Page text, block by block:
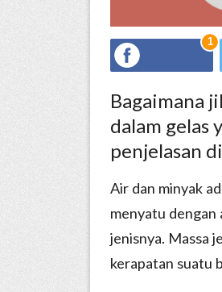
1
Bagaimana
dalam gelas
penjelasan
Air dan minyak
menyatu dengan
jenisnya. Massa
kerapatan suatu